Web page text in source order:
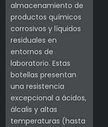
almacenamiento de
productos químicos
corrosivos y líquidos
residuales en
entornos de
laboratorio. Estas
botellas presentan
una resistencia
excepcional a ácidos,
álcalis y altas
temperaturas (hasta